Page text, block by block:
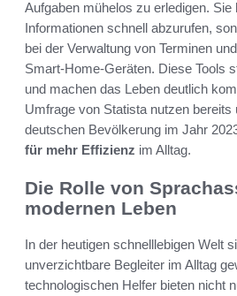
Aufgaben mühelos zu erledigen. Sie
Informationen schnell abzurufen,
bei der Verwaltung von Terminen
Smart-Home-Geräten. Diese Tools
und machen das Leben deutlich
Umfrage von Statista nutzen bereits
deutschen Bevölkerung im Jahr
für mehr Effizienz im Alltag.
Die Rolle von
modernen Leben
In der heutigen schnelllebigen Welt
unverzichtbare Begleiter im Alltag
technologischen Helfer bieten nicht